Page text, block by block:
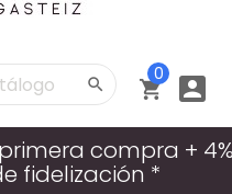
 
0 
compra +
fidelización *